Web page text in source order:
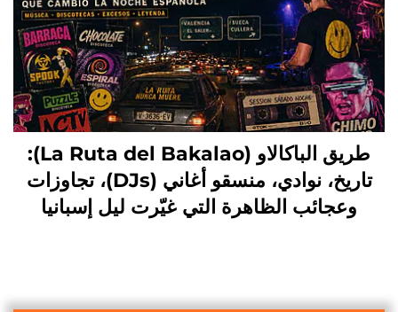
طريق الباكالاو (La Ruta del Bakalao):
تاريخ، نوادي، منسقو أغاني (DJs)، تجاوزات
وعجائب الظاهرة التي غيّرت ليل إسبانيا